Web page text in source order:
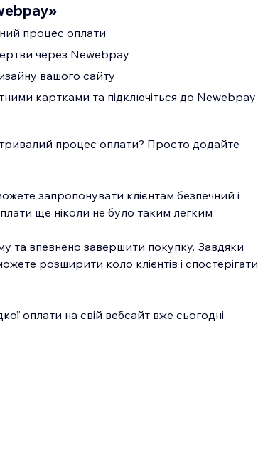
процес оплати
через Newebpay
вашого сайту
картками та підключіться до Newebpay
процес оплати? Просто додайте
запропонувати клієнтам безпечний і
ще ніколи не було таким легким
та впевнено завершити покупку. Завдяки
розширити коло клієнтів і спостерігати
оплати на свій вебсайт вже сьогодні